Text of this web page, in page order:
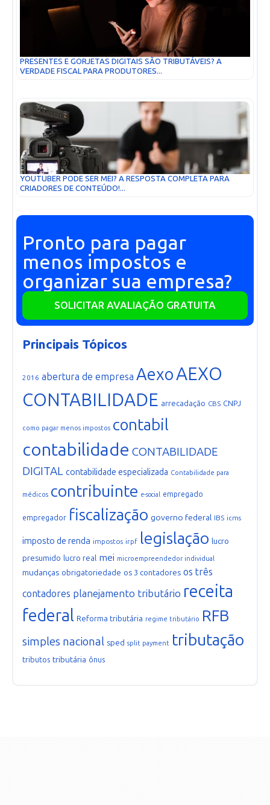
PRESENTES E GORJETAS DIGITAIS SÃO TRIBUTÁVEIS? A
VERDADE FISCAL PARA PRODUTORES...
YOUTUBER PODE SER MEI? A RESPOSTA COMPLETA PARA
CRIADORES DE CONTEÚDO!...
Pronto para pagar
menos impostos e
organizar sua empresa?
SOLICITAR AVALIAÇÃO GRATUITA
Principais Tópicos
2016 abertura de empresa AexoAEXO
CONTABILIDADE arrecadação CBS CNPJ
como pagar menos impostos contabil
contabilidade CONTABILIDADE
DIGITAL contabilidade especializada Contabilidade para
médicos contribuinte e-social empregado
empregador fiscalização governo federal IBS icms
imposto de renda impostos irpf legislação lucro
presumido lucro real mei microempreendedor individual
mudanças obrigatoriedade os 3 contadores os três
contadores planejamento tributário receita
federal Reforma tributária regime tributário RFB
simples nacional sped split payment tributação
tributos tributária ônus